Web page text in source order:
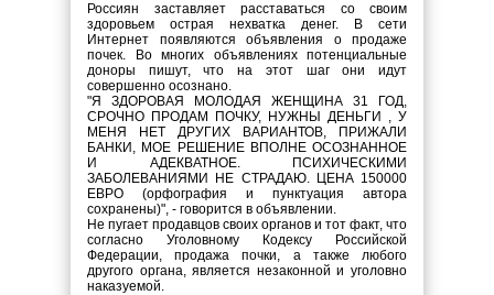
Россиян заставляет расставаться со своим
здоровьем острая нехватка денег. В сети
Интернет появляются объявления о продаже
почек. Во многих объявлениях потенциальные
доноры пишут, что на этот шаг они идут
совершенно осознано.
"Я ЗДОРОВАЯ МОЛОДАЯ ЖЕНЩИНА 31 ГОД,
СРОЧНО ПРОДАМ ПОЧКУ, НУЖНЫ ДЕНЬГИ , У
МЕНЯ НЕТ ДРУГИХ ВАРИАНТОВ, ПРИЖАЛИ
БАНКИ, МОЕ РЕШЕНИЕ ВПОЛНЕ ОСОЗНАННОЕ
И АДЕКВАТНОЕ. ПСИХИЧЕСКИМИ
ЗАБОЛЕВАНИЯМИ НЕ СТРАДАЮ. ЦЕНА 150000
ЕВРО (орфография и пунктуация автора
сохранены)", - говорится в объявлении.
Не пугает продавцов своих органов и тот факт, что
согласно Уголовному Кодексу Российской
Федерации, продажа почки, а также любого
другого органа, является незаконной и уголовно
наказуемой.